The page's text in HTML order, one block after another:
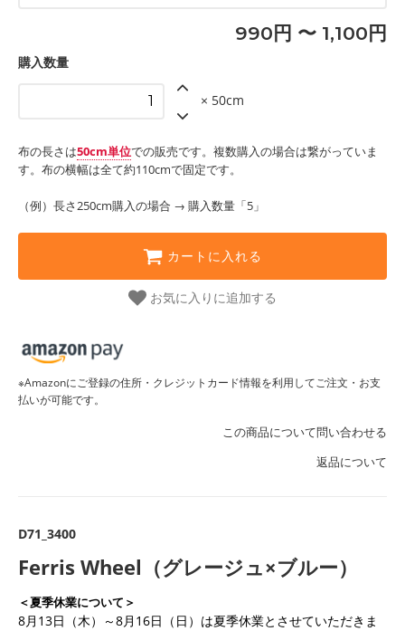
990円 〜 1,100円
購入数量
× 50cm
布の長さは50cm単位での販売です。複数購入の場合は繋がっていま
す。布の横幅は全て約110cmで固定です。
（例）長さ250cm購入の場合 → 購入数量「5」
カートに入れる
お気に入りに追加する
※Amazonにご登録の住所・クレジットカード情報を利用してご注文・お支
払いが可能です。
この商品について問い合わせる
返品について
D71_3400
Ferris Wheel（グレージュ×ブルー）
＜夏季休業について＞
8月13日（木）～8月16日（日）は夏季休業とさせていただきま